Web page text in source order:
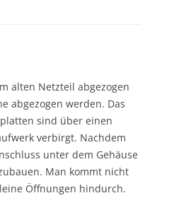
alten Netzteil abgezogen
abgezogen werden. Das
sind über einen
verbirgt. Nachdem
unter dem Gehäuse
Man kommt nicht
Öffnungen hindurch.